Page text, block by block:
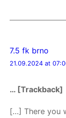
7.5 fk brno
21.09.2024 at
… [Trackback]
[…] There you